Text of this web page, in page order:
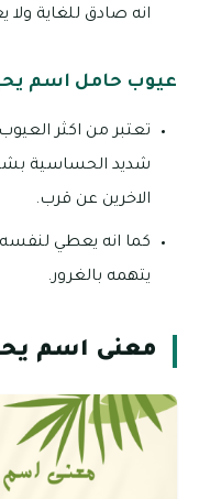
انه صادق للغاية
عيوب حامل اسم
تعتبر من اكثر
شديد الحساسية
الاخرين عن قرب.
كما انه يعطي
يتهمه بالغرور.
معنى اسم